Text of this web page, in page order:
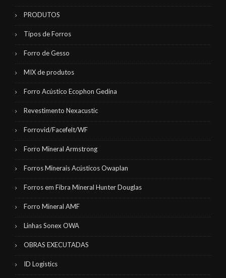
PRODUTOS
Tipos de Forros
Forro de Gesso
MIX de produtos
Forro Acústico Ecophon Gedina
Revestimento Nexacustic
Forrovid/Facefelt/WF
Forro Mineral Armstrong
Forros Minerais Acústicos Owaplan
Forros em Fibra Mineral Hunter Douglas
Forro Mineral AMF
Linhas Sonex OWA
OBRAS EXECUTADAS
ID Logistics